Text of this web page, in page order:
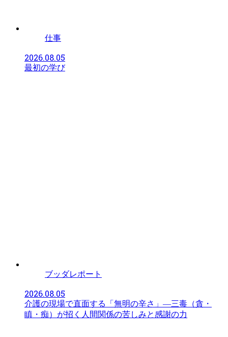
仕事
2026.08.05
最初の学び
ブッダレポート
2026.08.05
介護の現場で直面する「無明の辛さ」—三毒（貪・
瞋・痴）が招く人間関係の苦しみと感謝の力